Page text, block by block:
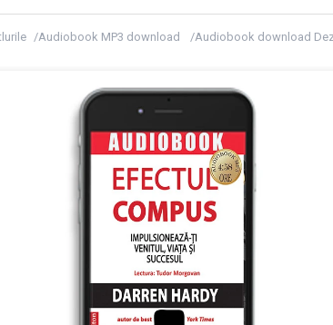
Audiobook MP3 download Audiobook download